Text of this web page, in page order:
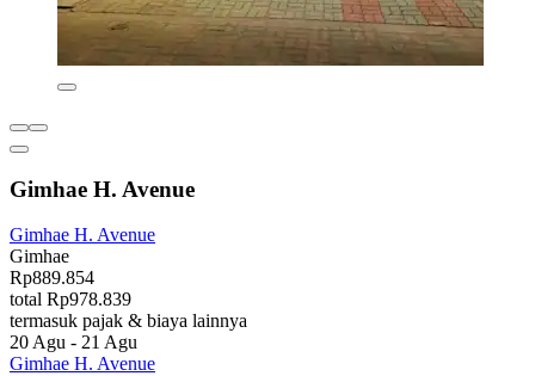
Gimhae H. Avenue
Gimhae H. Avenue
Gimhae
Rp889.854
total Rp978.839
termasuk pajak & biaya lainnya
20 Agu - 21 Agu
Gimhae H. Avenue